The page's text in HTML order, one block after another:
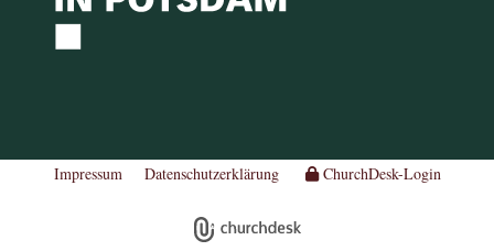
Impressum Datenschutzerklärung ChurchDesk-Login